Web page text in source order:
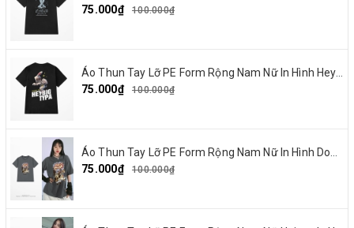
75.000₫
100.000₫
75.000₫
100.000₫
75.000₫
100.000₫